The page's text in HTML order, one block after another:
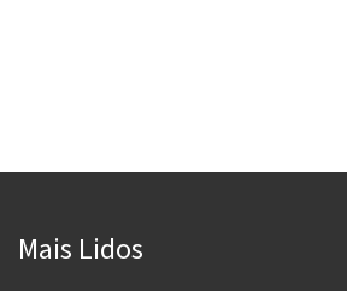
Mais Lidos